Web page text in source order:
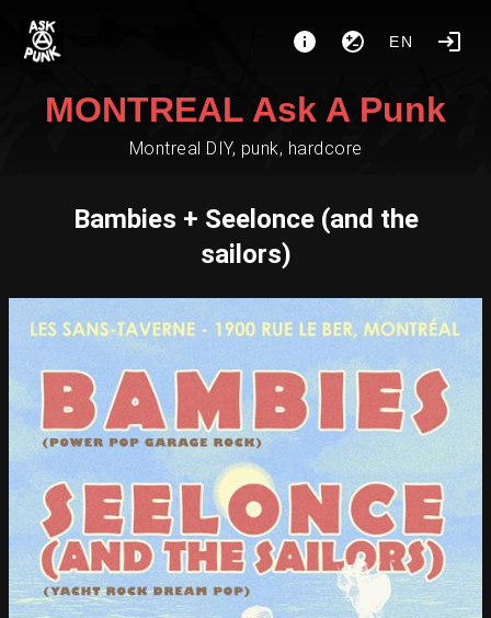
EN
MONTREAL Ask A Punk
Montreal DIY, punk, hardcore
Bambies + Seelonce (and the
sailors)